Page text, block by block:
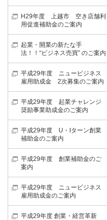
H29年度 上越市 空き店舗利
用促進補助金のご案内
起業・開業の新たな手
法！！“ビジネス売買” のご案内
平成29年度 ニュービジネス
雇用助成金 2次募集のご案内
平成29年度 起業チャレンジ
奨励事業助成金のご案内
平成29年度 U・Iターン創業
補助金のご案内
平成29年度 創業補助金のご
案内
平成29年度 ニュービジネス
雇用助成金のご案内
平成29年度 創業・経営革新